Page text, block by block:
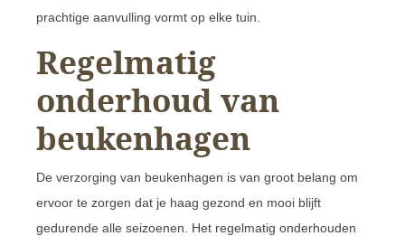
prachtige aanvulling vormt op elke tuin.
Regelmatig
onderhoud van
beukenhagen
De verzorging van beukenhagen is van groot belang om
ervoor te zorgen dat je haag gezond en mooi blijft
gedurende alle seizoenen. Het regelmatig onderhouden